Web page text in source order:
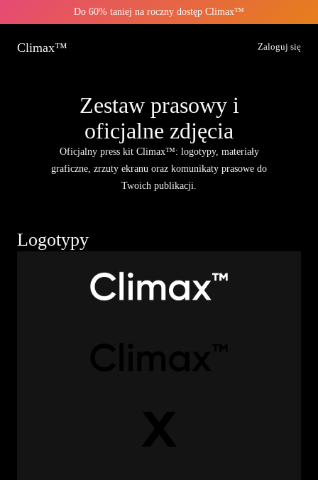
Do 60% taniej na roczny dostęp Climax™
Climax™ Zaloguj się
Zestaw prasowy i
oficjalne zdjęcia
Oficjalny press kit Climax™: logotypy, materiały
graficzne, zrzuty ekranu oraz komunikaty prasowe do
Twoich publikacji.
Logotypy